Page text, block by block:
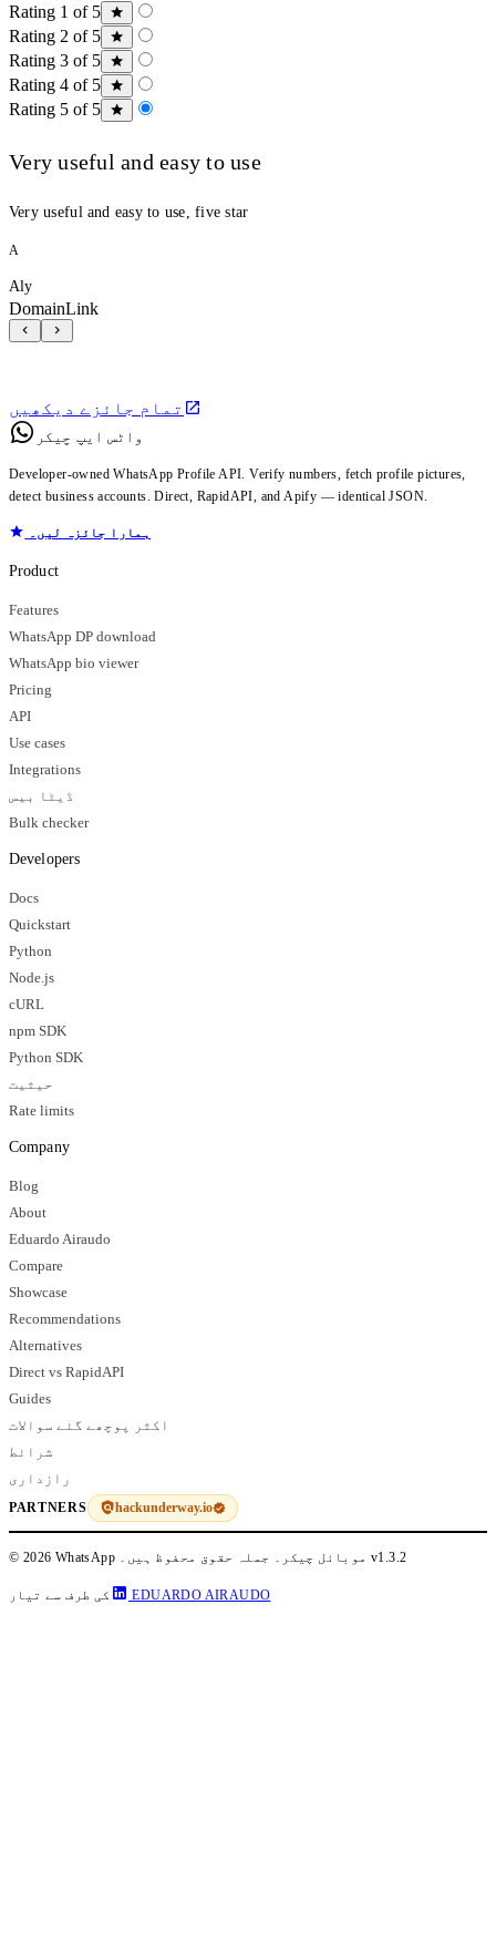
Rating 1 of 5
Rating 2 of 5
Rating 3 of 5
Rating 4 of 5
Rating 5 of 5
Very useful and easy to use
Very useful and easy to use, five star
A
Aly
DomainLink
تمام جائزے دیکھیں
واٹس ایپ چیکر
Developer-owned WhatsApp Profile API. Verify numbers, fetch profile pictures,
detect business accounts. Direct, RapidAPI, and Apify — identical JSON.
ہمارا جائزہ لیں۔
Product
Features
WhatsApp DP download
WhatsApp bio viewer
Pricing
API
Use cases
Integrations
ڈیٹا بیس
Bulk checker
Developers
Docs
Quickstart
Python
Node.js
cURL
npm SDK
Python SDK
حیثیت
Rate limits
Company
Blog
About
Eduardo Airaudo
Compare
Showcase
Recommendations
Alternatives
Direct vs RapidAPI
Guides
اکثر پوچھے گئے سوالات
شرائط
رازداری
PARTNERS hackunderway.io
© 2026 WhatsApp موبائل چیکر۔ جملہ حقوق محفوظ ہیں۔v1.3.2
کی طرف سے تیار EDUARDO AIRAUDO